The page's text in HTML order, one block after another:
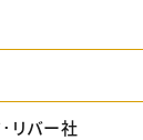
リバー社